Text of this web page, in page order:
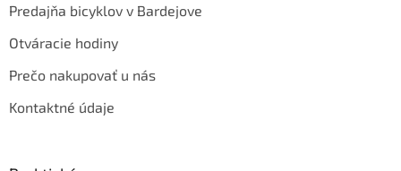
Predajňa bicyklov v Bardejove
Otváracie hodiny
Prečo nakupovať u nás
Kontaktné údaje